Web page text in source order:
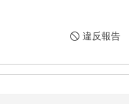
違反報告